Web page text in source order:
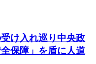
け入れ巡り中央政
保障」を盾に人道